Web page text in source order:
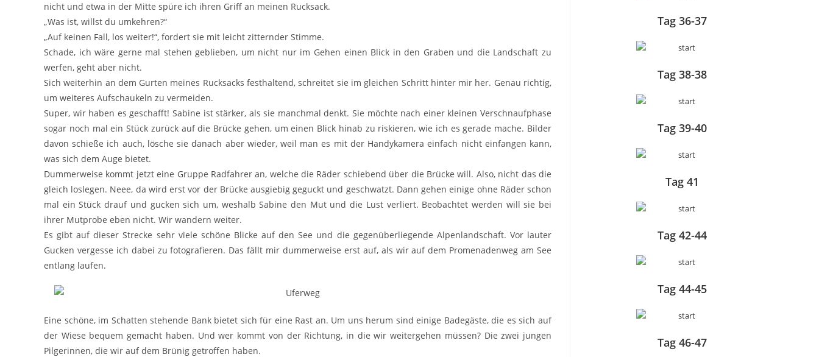
nicht und etwa in der Mitte spüre ich ihren Griff an meinen Rucksack.
„Was ist, willst du umkehren?“
„Auf keinen Fall, los weiter!“, fordert sie mit leicht zitternder Stimme.
Schade, ich wäre gerne mal stehen geblieben, um nicht nur im Gehen einen Blick in den Graben und die Landschaft zu
werfen, geht aber nicht.
Sich weiterhin an dem Gurten meines Rucksacks festhaltend, schreitet sie im gleichen Schritt hinter mir her. Genau richtig,
um weiteres Aufschaukeln zu vermeiden.
Super, wir haben es geschafft! Sabine ist stärker, als sie manchmal denkt. Sie möchte nach einer kleinen Verschnaufphase
sogar noch mal ein Stück zurück auf die Brücke gehen, um einen Blick hinab zu riskieren, wie ich es gerade mache. Bilder
davon schieße ich auch, lösche sie danach aber wieder, weil man es mit der Handykamera einfach nicht einfangen kann,
was sich dem Auge bietet.
Dummerweise kommt jetzt eine Gruppe Radfahrer an, welche die Räder schiebend über die Brücke will. Also, nicht das die
gleich loslegen. Neee, da wird erst vor der Brücke ausgiebig geguckt und geschwatzt. Dann gehen einige ohne Räder schon
mal ein Stück drauf und gucken sich um, weshalb Sabine den Mut und die Lust verliert. Beobachtet werden will sie bei
ihrer Mutprobe eben nicht. Wir wandern weiter.
Es gibt auf dieser Strecke sehr viele schöne Blicke auf den See und die gegenüberliegende Alpenlandschaft. Vor lauter
Gucken vergesse ich dabei zu fotografieren. Das fällt mir dummerweise erst auf, als wir auf dem Promenadenweg am See
entlang laufen.
Eine schöne, im Schatten stehende Bank bietet sich für eine Rast an. Um uns herum sind einige Badegäste, die es sich auf
der Wiese bequem gemacht haben. Und wer kommt von der Richtung, in die wir weitergehen müssen? Die zwei jungen
Pilgerinnen, die wir auf dem Brünig getroffen haben.
Tag 36-37
Tag 38-38
Tag 39-40
Tag 41
Tag 42-44
Tag 44-45
Tag 46-47